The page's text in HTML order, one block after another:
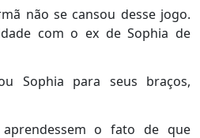
não se cansou desse jogo.
com o ex de Sophia de
Sophia para seus braços,
o fato de que